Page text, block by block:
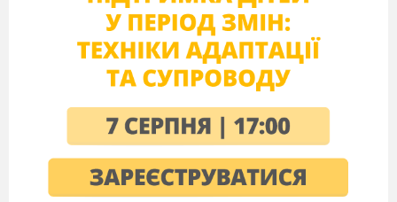
іграшковому магазині ,Repeat
me -one two ,three fany Teddy
to
me!діти називають картинки з
іграшками за зразком:It is
please «(діти просять
картинку з певним зображенням
іграшок)
P2-give me please a car
Після того як діти отримали